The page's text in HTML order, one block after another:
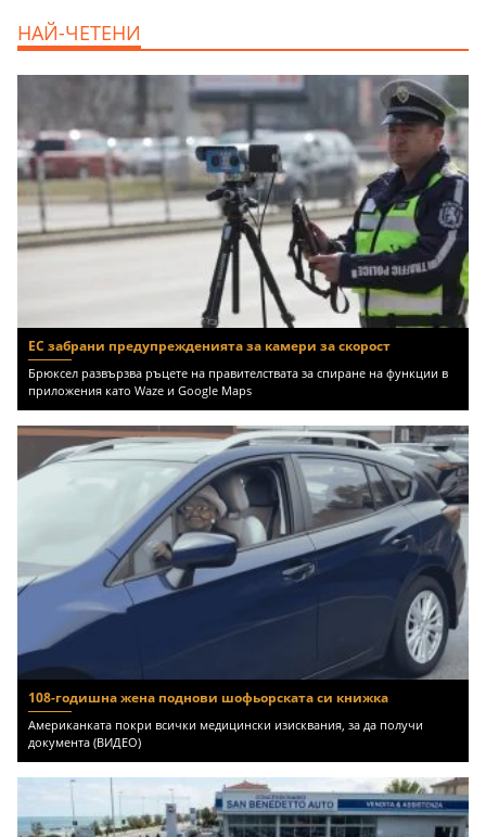
НАЙ-ЧЕТЕНИ
ЕС забрани предупрежденията за камери за скорост
Брюксел развързва ръцете на правителствата за спиране на функции в
приложения като Waze и Google Maps
108-годишна жена поднови шофьорската си книжка
Американката покри всички медицински изисквания, за да получи
документа (ВИДЕО)